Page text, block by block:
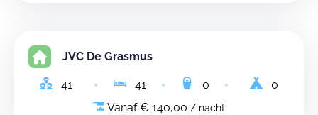
JVC De Grasmus
41 41 0
0
Vanaf € 140,00 / nacht